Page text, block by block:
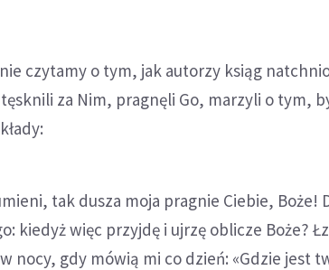
czytamy o tym, jak autorzy ksiąg
za Nim, pragnęli Go, marzyli o tym,
tak dusza moja pragnie Ciebie, Boże!
kiedyż więc przyjdę i ujrzę oblicze Boże?
nocy, gdy mówią mi co dzień: «Gdzie jest